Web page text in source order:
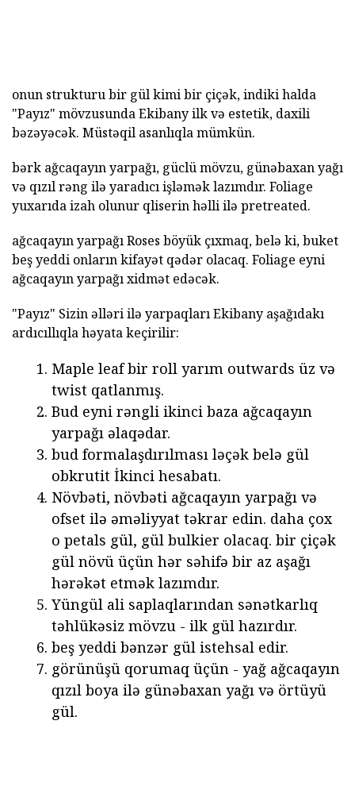
onun strukturu bir gül kimi bir çiçək, indiki halda
"Payız" mövzusunda Ekibany ilk və estetik, daxili
bəzəyəcək. Müstəqil asanlıqla mümkün.
bərk ağcaqayın yarpağı, güclü mövzu, günəbaxan yağı
və qızıl rəng ilə yaradıcı işləmək lazımdır. Foliage
yuxarıda izah olunur qliserin həlli ilə pretreated.
ağcaqayın yarpağı Roses böyük çıxmaq, belə ki, buket
beş yeddi onların kifayət qədər olacaq. Foliage eyni
ağcaqayın yarpağı xidmət edəcək.
"Payız" Sizin əlləri ilə yarpaqları Ekibany aşağıdakı
ardıcıllıqla həyata keçirilir:
Maple leaf bir roll yarım outwards üz və
twist qatlanmış.
Bud eyni rəngli ikinci baza ağcaqayın
yarpağı əlaqədar.
bud formalaşdırılması ləçək belə gül
obkrutit İkinci hesabatı.
Növbəti, növbəti ağcaqayın yarpağı və
ofset ilə əməliyyat təkrar edin. daha çox
o petals gül, gül bulkier olacaq. bir çiçək
gül növü üçün hər səhifə bir az aşağı
hərəkət etmək lazımdır.
Yüngül ali saplaqlarından sənətkarlıq
təhlükəsiz mövzu - ilk gül hazırdır.
beş yeddi bənzər gül istehsal edir.
görünüşü qorumaq üçün - yağ ağcaqayın
qızıl boya ilə günəbaxan yağı və örtüyü
gül.